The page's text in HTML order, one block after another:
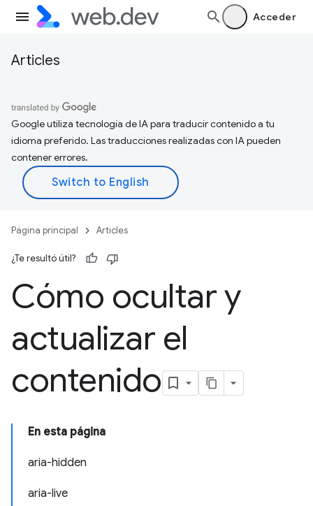
Acceder
Articles
Google utiliza tecnología de IA para traducir contenido a tu
idioma preferido. Las traducciones realizadas con IA pueden
contener errores.
Página principal Articles
¿Te resultó útil?
Cómo ocultar y
actualizar el
contenido
En esta página
aria-hidden
aria-live